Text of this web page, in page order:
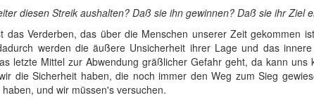
diesen Streik aushalten? Daß sie ihn gewinnen? Daß sie ihr Ziel
Verderben, das über die Menschen unserer Zeit gekommen
werden die äußere Unsicherheit ihrer Lage und das
letzte Mittel zur Abwendung gräßlicher Gefahr geht, da kann uns
die Sicherheit haben, die noch immer den Weg zum Sieg
und wir müssen's versuchen.